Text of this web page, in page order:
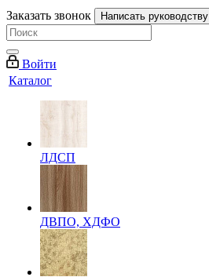
Заказать звонок Написать руководству
Войти
Каталог
ЛДСП
ДВПО, ХДФО